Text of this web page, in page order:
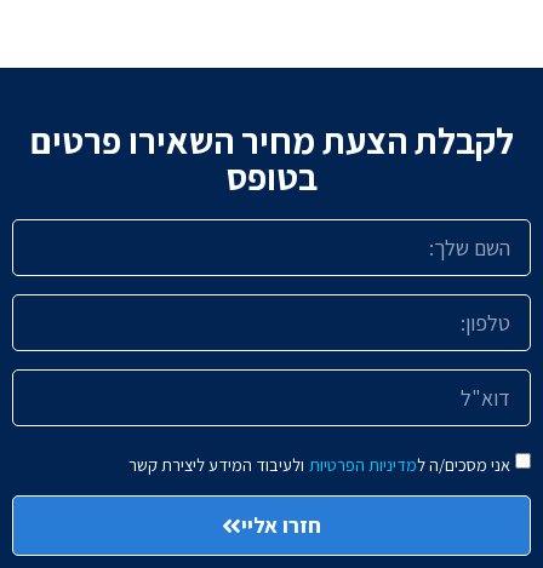
לקבלת הצעת מחיר השאירו פרטים
בטופס
אני מסכים/ה למדיניות הפרטיות ולעיבוד המידע ליצירת קשר
חזרו אליי